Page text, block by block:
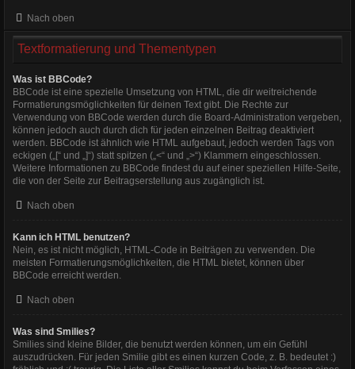
Nach oben
Textformatierung und Thementypen
Was ist BBCode?
BBCode ist eine spezielle Umsetzung von HTML, die dir weitreichende
Formatierungsmöglichkeiten für deinen Text gibt. Die Rechte zur
Verwendung von BBCode werden durch die Board-Administration vergeben,
können jedoch auch durch dich für jeden einzelnen Beitrag deaktiviert
werden. BBCode ist ähnlich wie HTML aufgebaut, jedoch werden Tags von
eckigen („[“ und „]“) statt spitzen („<“ und „>“) Klammern eingeschlossen.
Weitere Informationen zu BBCode findest du auf einer speziellen Hilfe-Seite,
die von der Seite zur Beitragserstellung aus zugänglich ist.
Nach oben
Kann ich HTML benutzen?
Nein, es ist nicht möglich, HTML-Code in Beiträgen zu verwenden. Die
meisten Formatierungsmöglichkeiten, die HTML bietet, können über
BBCode erreicht werden.
Nach oben
Was sind Smilies?
Smilies sind kleine Bilder, die benutzt werden können, um ein Gefühl
auszudrücken. Für jeden Smilie gibt es einen kurzen Code, z. B. bedeutet :)